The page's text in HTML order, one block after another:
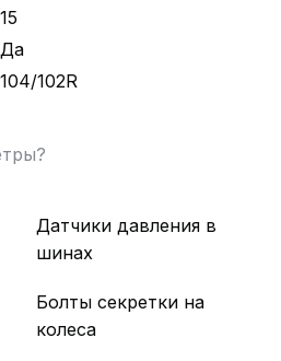
15
Да
104/102R
Датчики давления в
шинах
Болты секретки на
колеса